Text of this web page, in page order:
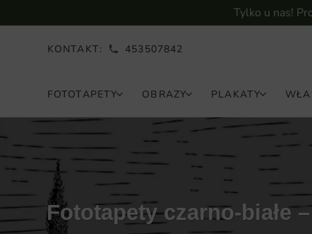
Tylko u nas!
KONTAKT: 453507842
FOTOTAPETY OBRAZY PLAKATY
Fototapety czarno-białe